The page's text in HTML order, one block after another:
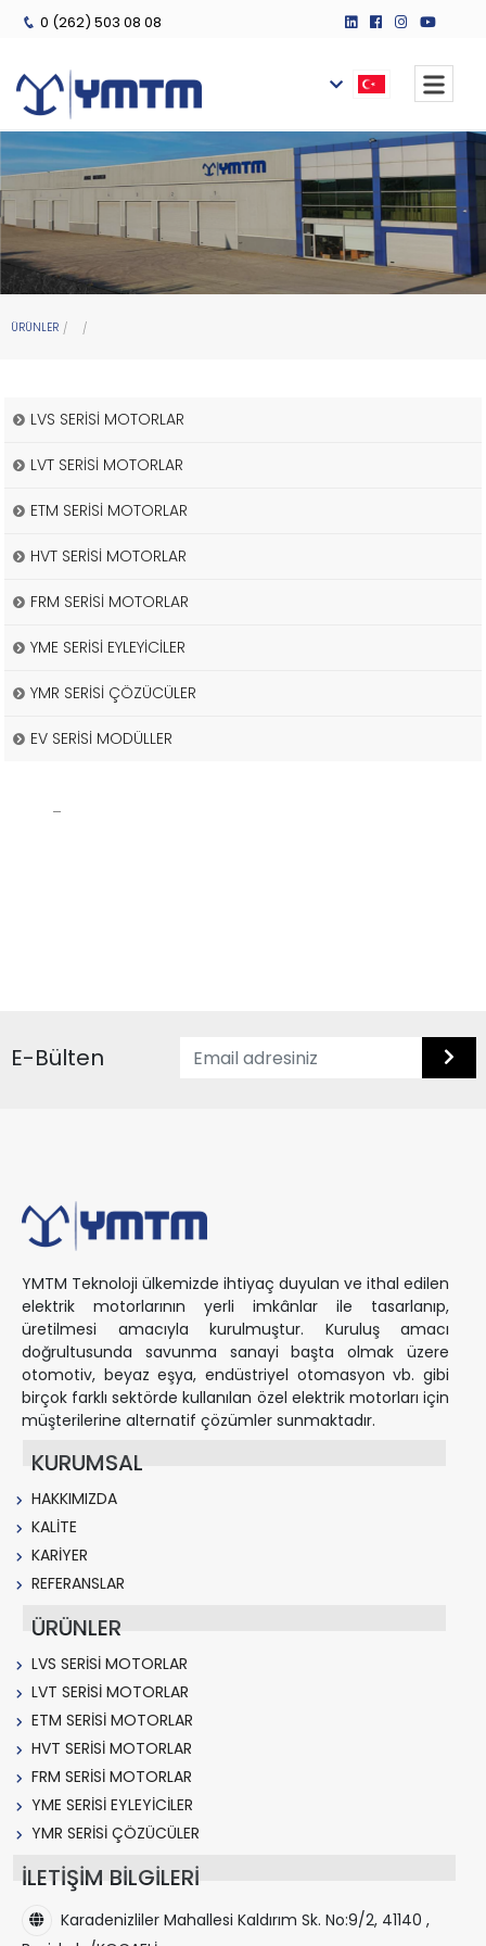
0 (262) 503 08 08
ÜRÜNLER
LVS SERİSİ MOTORLAR
LVT SERİSİ MOTORLAR
ETM SERİSİ MOTORLAR
HVT SERİSİ MOTORLAR
FRM SERİSİ MOTORLAR
YME SERİSİ EYLEYİCİLER
YMR SERİSİ ÇÖZÜCÜLER
EV SERİSİ MODÜLLER
E-Bülten
YMTM Teknoloji ülkemizde ihtiyaç duyulan ve ithal edilen
elektrik motorlarının yerli imkânlar ile tasarlanıp,
üretilmesi amacıyla kurulmuştur. Kuruluş amacı
doğrultusunda savunma sanayi başta olmak üzere
otomotiv, beyaz eşya, endüstriyel otomasyon vb. gibi
birçok farklı sektörde kullanılan özel elektrik motorları için
müşterilerine alternatif çözümler sunmaktadır.
KURUMSAL
HAKKIMIZDA
KALİTE
KARİYER
REFERANSLAR
ÜRÜNLER
LVS SERİSİ MOTORLAR
LVT SERİSİ MOTORLAR
ETM SERİSİ MOTORLAR
HVT SERİSİ MOTORLAR
FRM SERİSİ MOTORLAR
YME SERİSİ EYLEYİCİLER
YMR SERİSİ ÇÖZÜCÜLER
İLETİŞİM BİLGİLERİ
Karadenizliler Mahallesi Kaldırım Sk. No:9/2, 41140 ,